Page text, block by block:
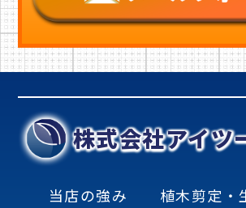
株式会社アイツ
当店の強み
植木剪定・